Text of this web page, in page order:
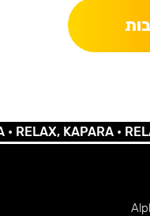
KAPARA •RELAX,